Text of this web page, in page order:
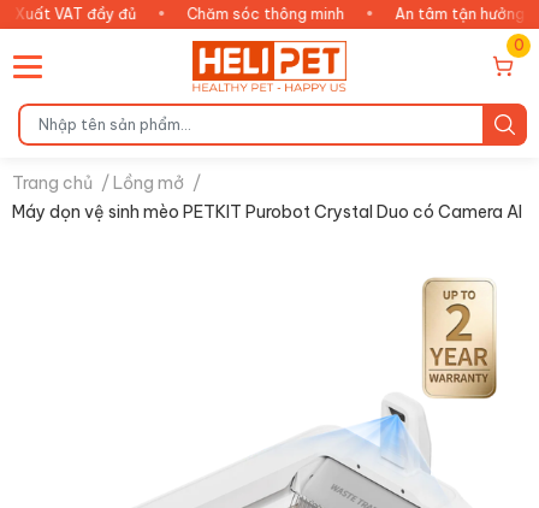
đầy đủ • Chăm sóc thông minh • An tâm tận hưởng •
0
Trang chủ /Lồng mở /
Máy dọn vệ sinh mèo PETKIT Purobot Crystal Duo có Camera AI